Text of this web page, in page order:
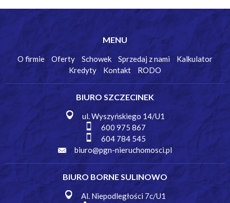
MENU
O firmie Oferty Schowek Sprzedaj z nami
Kalkulator
Kredyty
Kontakt RODO
BIURO SZCZECINEK
ul. Wyszyńskiego 14/U1
600 975 867
604 784 545
biuro@pgn-nieruchomosci.pl
BIURO BORNE SULINOWO
Al. Niepodległości 7c/U1